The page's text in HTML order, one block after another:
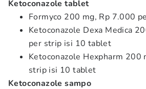
Ketoconazole tablet
Formyco 200 mg, Rp 7.000
Ketoconazole Dexa Medica
per strip isi 10 tablet
Ketoconazole Hexpharm 200
strip isi 10 tablet
Ketoconazole sampo